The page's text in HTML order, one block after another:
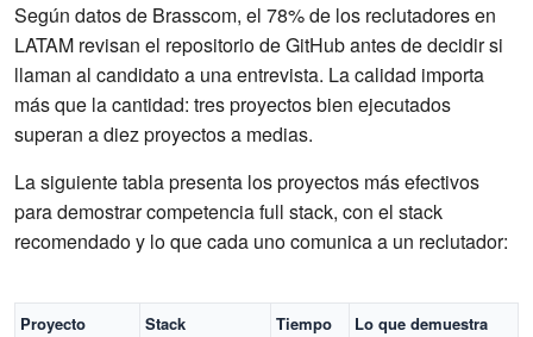
Según datos de Brasscom, el 78% de los reclutadores en
LATAM revisan el repositorio de GitHub antes de decidir si
llaman al candidato a una entrevista. La calidad importa
más que la cantidad: tres proyectos bien ejecutados
superan a diez proyectos a medias.
La siguiente tabla presenta los proyectos más efectivos
para demostrar competencia full stack, con el stack
recomendado y lo que cada uno comunica a un reclutador:
Proyecto
Stack
Tiempo
Lo que demuestra